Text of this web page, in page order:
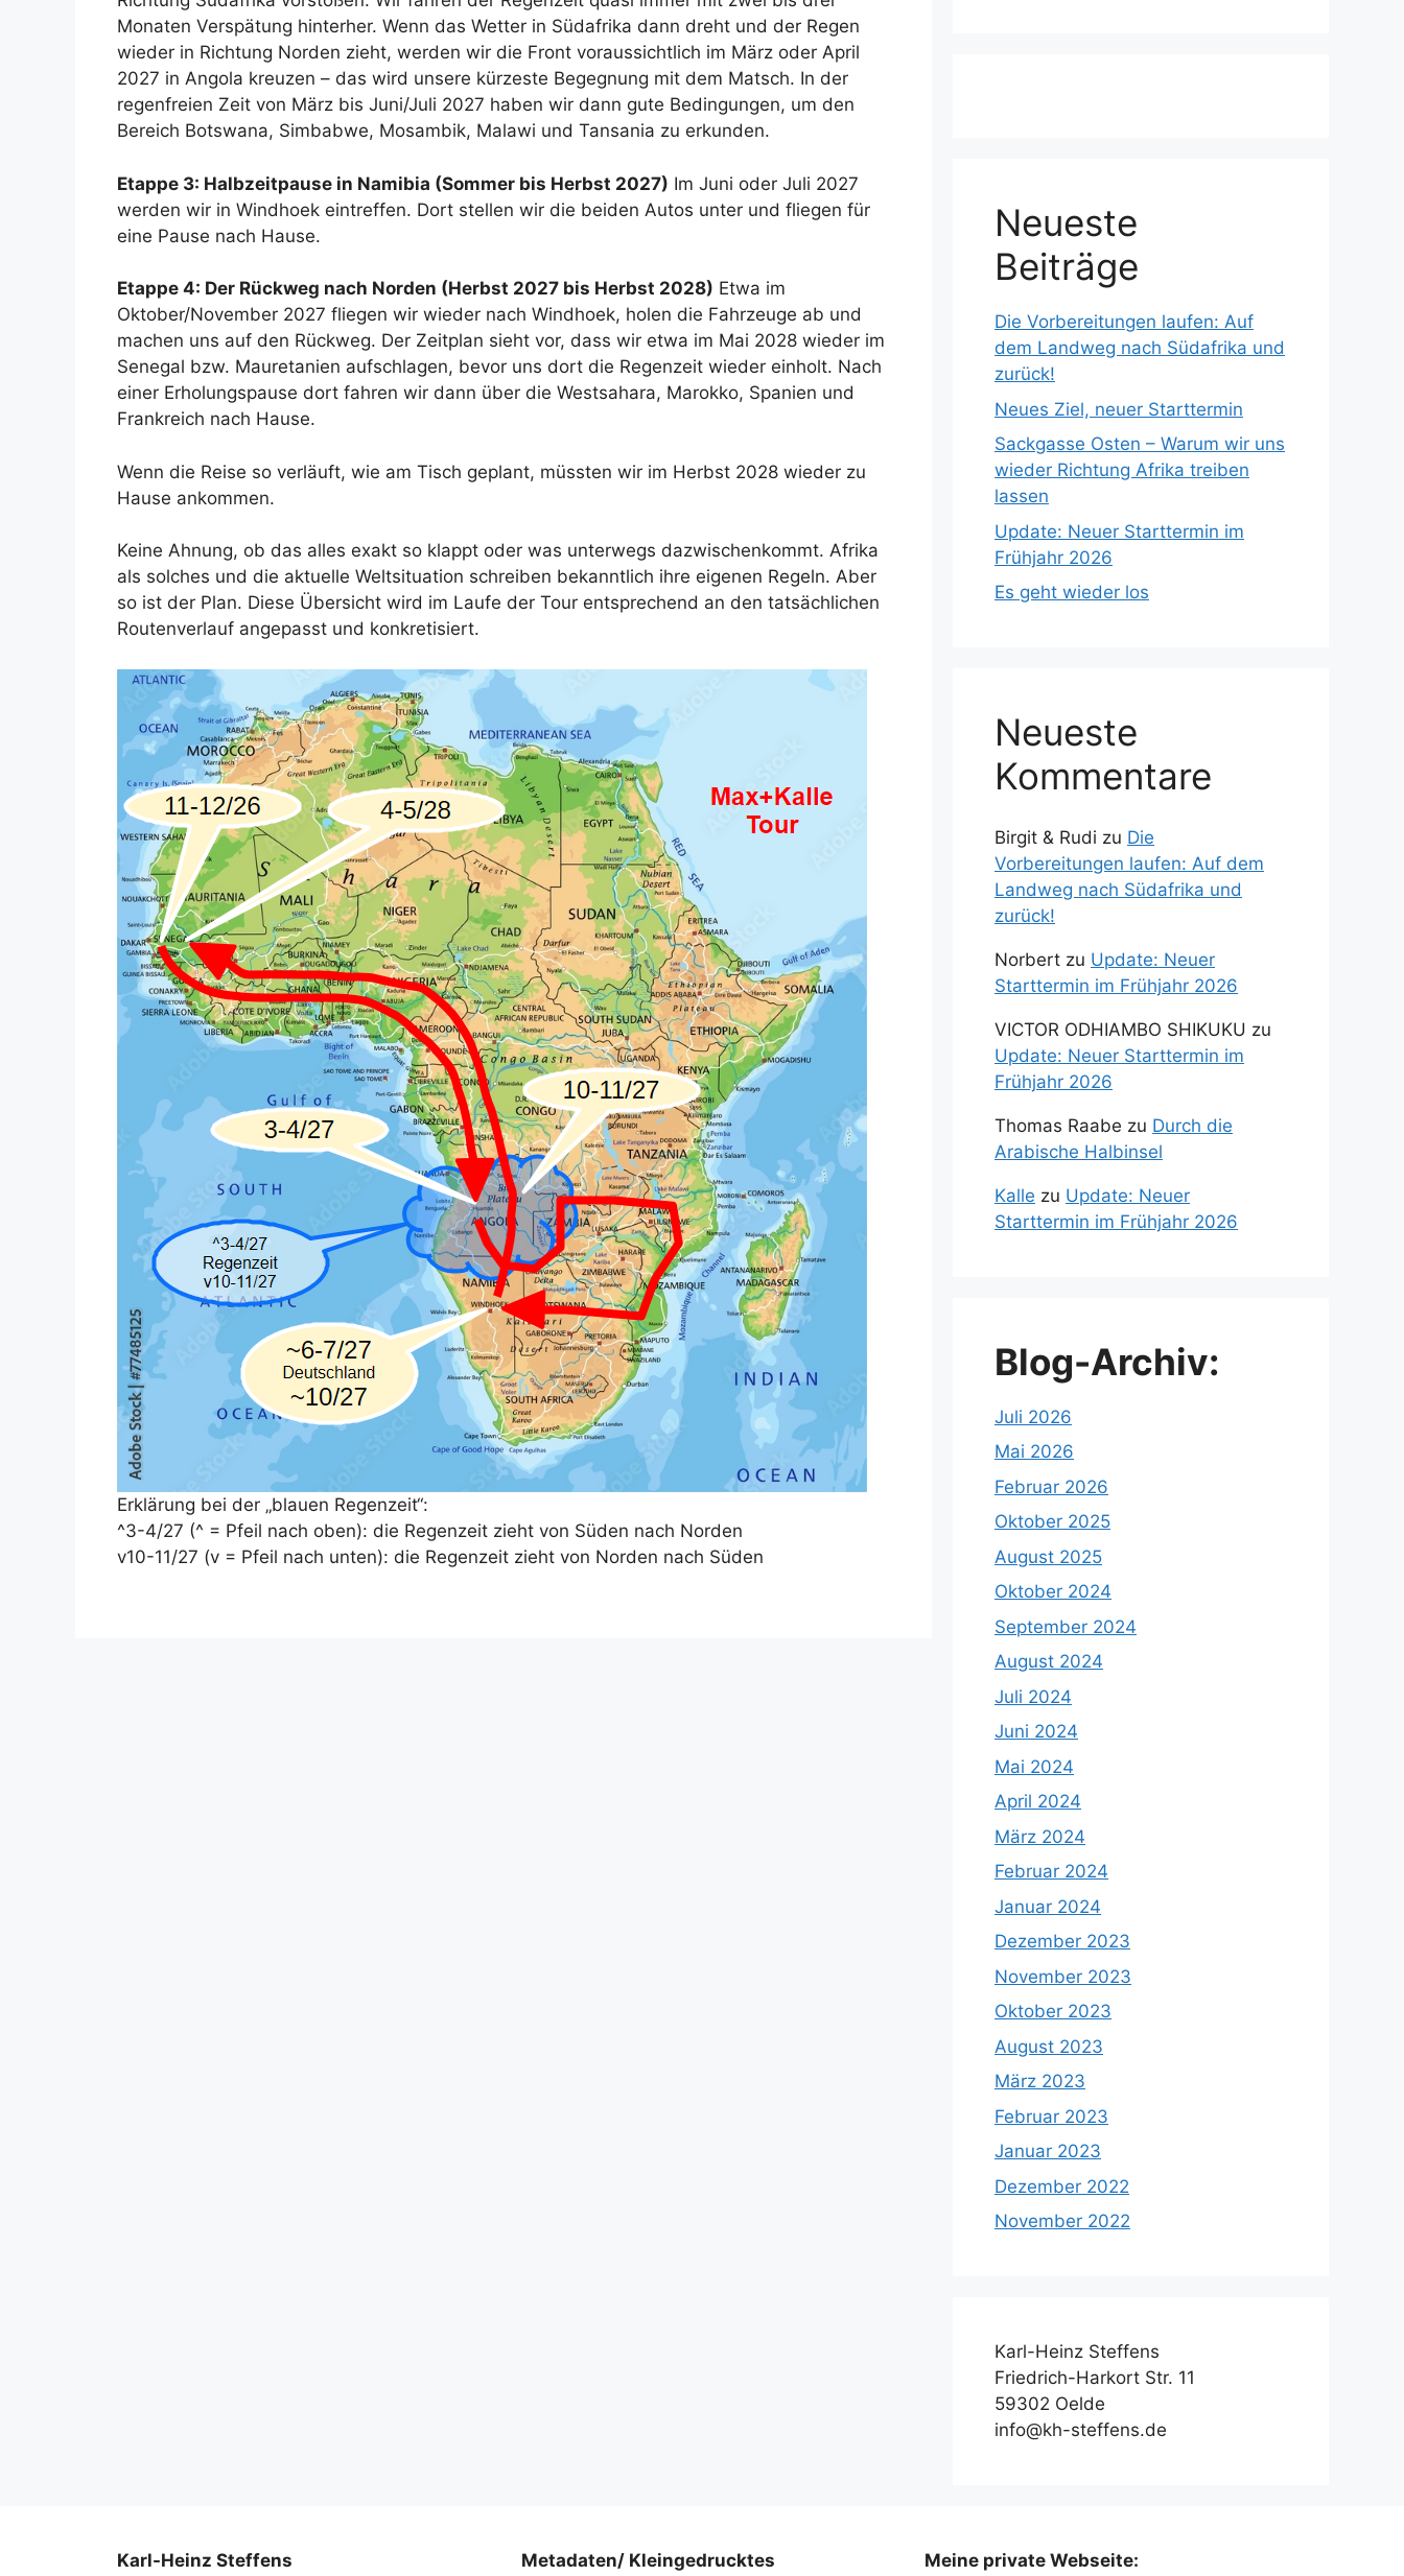
Monaten Verspätung hinterher. Wenn das Wetter in Südafrika dann dreht und der Regen
wieder in Richtung Norden zieht, werden wir die Front voraussichtlich im März oder April
2027 in Angola kreuzen – das wird unsere kürzeste Begegnung mit dem Matsch. In der
regenfreien Zeit von März bis Juni/Juli 2027 haben wir dann gute Bedingungen, um den
Bereich Botswana, Simbabwe, Mosambik, Malawi und Tansania zu erkunden.
Etappe 3: Halbzeitpause in Namibia (Sommer bis Herbst 2027) Im Juni oder Juli 2027
werden wir in Windhoek eintreffen. Dort stellen wir die beiden Autos unter und fliegen für
eine Pause nach Hause.
Etappe 4: Der Rückweg nach Norden (Herbst 2027 bis Herbst 2028) Etwa im
Oktober/November 2027 fliegen wir wieder nach Windhoek, holen die Fahrzeuge ab und
machen uns auf den Rückweg. Der Zeitplan sieht vor, dass wir etwa im Mai 2028 wieder im
Senegal bzw. Mauretanien aufschlagen, bevor uns dort die Regenzeit wieder einholt. Nach
einer Erholungspause dort fahren wir dann über die Westsahara, Marokko, Spanien und
Frankreich nach Hause.
Wenn die Reise so verläuft, wie am Tisch geplant, müssten wir im Herbst 2028 wieder zu
Hause ankommen.
Keine Ahnung, ob das alles exakt so klappt oder was unterwegs dazwischenkommt. Afrika
als solches und die aktuelle Weltsituation schreiben bekanntlich ihre eigenen Regeln. Aber
so ist der Plan. Diese Übersicht wird im Laufe der Tour entsprechend an den tatsächlichen
Routenverlauf angepasst und konkretisiert.
Erklärung bei der „blauen Regenzeit“:
^3-4/27 (^ = Pfeil nach oben): die Regenzeit zieht von Süden nach Norden
v10-11/27 (v = Pfeil nach unten): die Regenzeit zieht von Norden nach Süden
Neueste
Beiträge
Die Vorbereitungen laufen: Auf
dem Landweg nach Südafrika und
zurück!
Neues Ziel, neuer Starttermin
Sackgasse Osten – Warum wir uns
wieder Richtung Afrika treiben
lassen
Update: Neuer Starttermin im
Frühjahr 2026
Es geht wieder los
Neueste
Kommentare
Birgit & Rudi zu Die
Vorbereitungen laufen: Auf dem
Landweg nach Südafrika und
zurück!
Norbert zu Update: Neuer
Starttermin im Frühjahr 2026
VICTOR ODHIAMBO SHIKUKU zu
Update: Neuer Starttermin im
Frühjahr 2026
Thomas Raabe zu Durch die
Arabische Halbinsel
Kalle zu Update: Neuer
Starttermin im Frühjahr 2026
Blog-Archiv:
Juli 2026
Mai 2026
Februar 2026
Oktober 2025
August 2025
Oktober 2024
September 2024
August 2024
Juli 2024
Juni 2024
Mai 2024
April 2024
März 2024
Februar 2024
Januar 2024
Dezember 2023
November 2023
Oktober 2023
August 2023
März 2023
Februar 2023
Januar 2023
Dezember 2022
November 2022
Karl-Heinz Steffens
Friedrich-Harkort Str. 11
59302 Oelde
info@kh-steffens.de
Karl-Heinz Steffens Metadaten/ Kleingedrucktes Meine private Webseite: